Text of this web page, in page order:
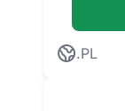
.PL